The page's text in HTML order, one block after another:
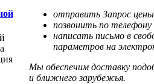
отправить Запрос цены
позвонить по
написать письмо в
параметров на
Мы обеспечим доставку
и ближнего зарубежья.